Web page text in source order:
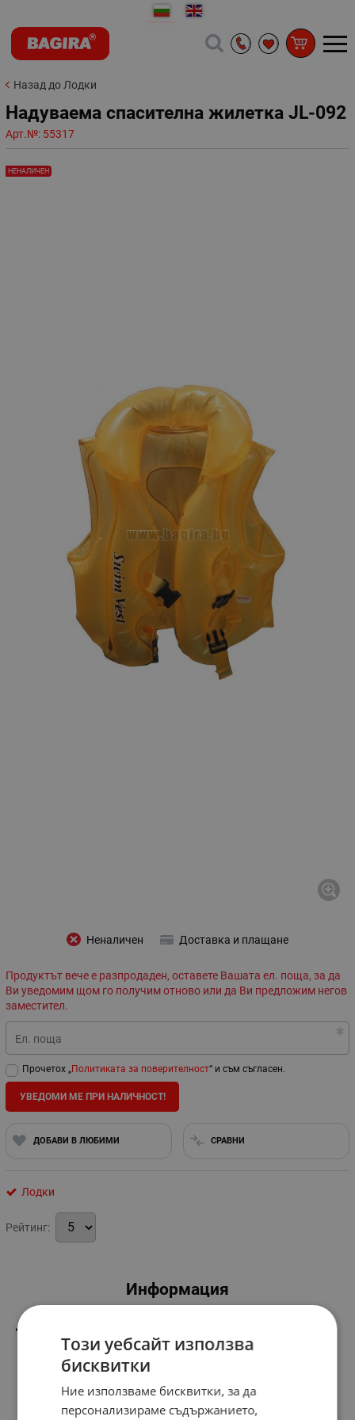
Назад до Лодки
Надуваема спасителна жилетка JL-092
Арт.№: 55317
НЕНАЛИЧЕН
Неналичен Доставка и плащане
Продуктът вече е разпродаден, оставете Вашата ел. поща, за да
Ви уведомим щом го получим отново или да Ви предложим негов
заместител.
Ел. поща
Прочетох „Политиката за поверителност“ и съм съгласен.
УВЕДОМИ МЕ ПРИ НАЛИЧНОСТ!
ДОБАВИ В ЛЮБИМИ СРАВНИ
Лодки
Рейтинг:
Информация
Този уебсайт използва
бисквитки
Ние използваме бисквитки, за да
персонализираме съдържанието,